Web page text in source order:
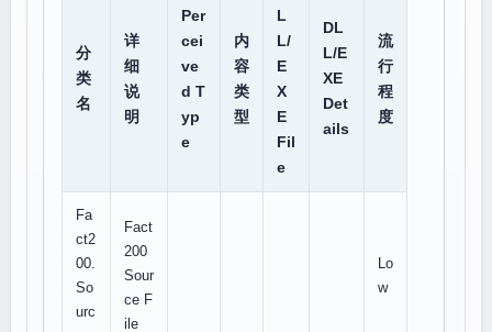
分
类
名
详
细
说
明
Per
cei
ve
d T
yp
e
内
容
类
型
L
L/
E
X
E
Fil
e
DL
L/E
XE
Det
ails
流
行
程
度
Fa
ct2
00.
So
urc
Fact
200
Sour
ce F
ile
Lo
w